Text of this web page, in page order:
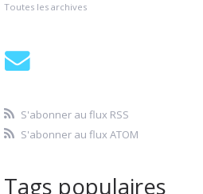
Toutes les archives
S'abonner au flux RSS
S'abonner au flux ATOM
Tags populaires